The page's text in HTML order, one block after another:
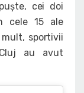
cei doi
cele 15 ale
sportivii
au avut